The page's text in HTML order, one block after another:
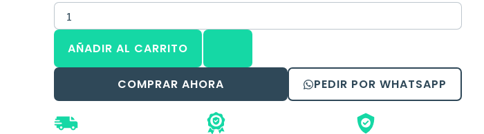
UNIK
Desodorante
en
crema
coco
AÑADIR AL CARRITO
COMPRAR AHORA PEDIR POR WHATSAPP